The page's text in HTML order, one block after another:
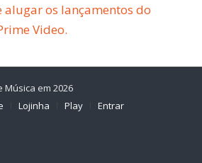
alugar os lançamentos do
Video.
Música em 2026
Lojinha Play Entrar